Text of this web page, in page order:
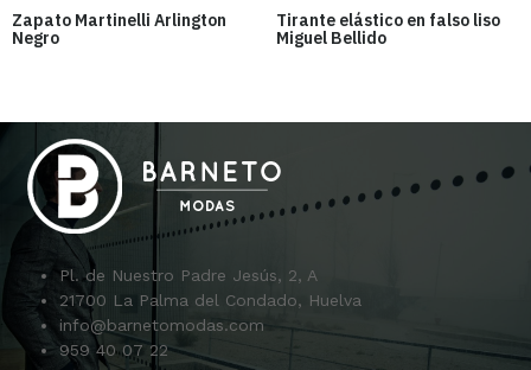
Zapato Martinelli Arlington
Negro
Tirante elástico en falso liso
Miguel Bellido
Pl. de Nuestro Padre Jesús, 2, A
21700 La Palma del Condado, Huelva
info@barnetomodas.com
959 40 07 22